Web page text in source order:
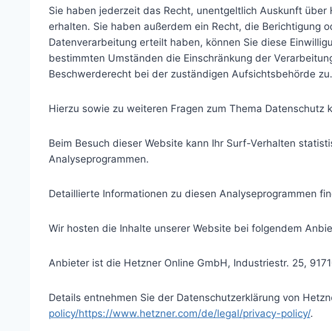
Sie haben jederzeit das Recht, unentgeltlich Auskunft
erhalten. Sie haben außerdem ein Recht, die Berichtigung
Datenverarbeitung erteilt haben, können Sie diese
bestimmten Umständen die Einschränkung der
Beschwerderecht bei der zuständigen Aufsichtsbehörde zu.
Hierzu sowie zu weiteren Fragen zum Thema Datenschutz
Beim Besuch dieser Website kann Ihr Surf-Verhalten
Analyseprogrammen.
Detaillierte Informationen zu diesen Analyseprogrammen
Wir hosten die Inhalte unserer Website bei folgendem
Anbieter ist die Hetzner Online GmbH, Industriestr. 25,
Details entnehmen Sie der Datenschutzerklärung von
policy/https://www.hetzner.com/de/legal/privacy-policy/.